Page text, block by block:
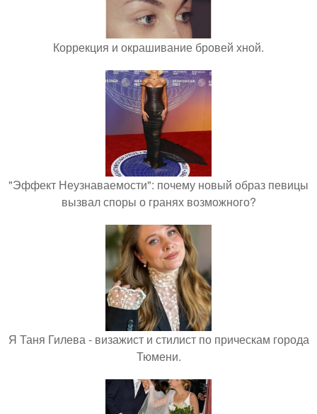
Коррекция и окрашивание бровей хной.
"Эффект Неузнаваемости": почему новый образ певицы
вызвал споры о гранях возможного?
Я Таня Гилева - визажист и стилист по прическам города
Тюмени.